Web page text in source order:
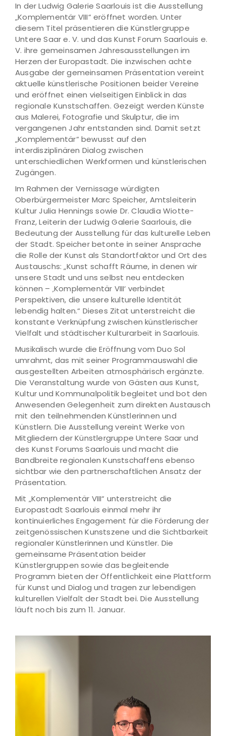
In der Ludwig Galerie Saarlouis ist die Ausstellung
„Komplementär VIII“ eröffnet worden. Unter
diesem Titel präsentieren die Künstlergruppe
Untere Saar e. V. und das Kunst Forum Saarlouis e.
V. ihre gemeinsamen Jahresausstellungen im
Herzen der Europastadt. Die inzwischen achte
Ausgabe der gemeinsamen Präsentation vereint
aktuelle künstlerische Positionen beider Vereine
und eröffnet einen vielseitigen Einblick in das
regionale Kunstschaffen. Gezeigt werden Künste
aus Malerei, Fotografie und Skulptur, die im
vergangenen Jahr entstanden sind. Damit setzt
„Komplementär“ bewusst auf den
interdisziplinären Dialog zwischen
unterschiedlichen Werkformen und künstlerischen
Zugängen.
Im Rahmen der Vernissage würdigten
Oberbürgermeister Marc Speicher, Amtsleiterin
Kultur Julia Hennings sowie Dr. Claudia Wiotte-
Franz, Leiterin der Ludwig Galerie Saarlouis, die
Bedeutung der Ausstellung für das kulturelle Leben
der Stadt. Speicher betonte in seiner Ansprache
die Rolle der Kunst als Standortfaktor und Ort des
Austauschs: „Kunst schafft Räume, in denen wir
unsere Stadt und uns selbst neu entdecken
können – ‚Komplementär VIII‘ verbindet
Perspektiven, die unsere kulturelle Identität
lebendig halten.“ Dieses Zitat unterstreicht die
konstante Verknüpfung zwischen künstlerischer
Vielfalt und städtischer Kulturarbeit in Saarlouis.
Musikalisch wurde die Eröffnung vom Duo Sol
umrahmt, das mit seiner Programmauswahl die
ausgestellten Arbeiten atmosphärisch ergänzte.
Die Veranstaltung wurde von Gästen aus Kunst,
Kultur und Kommunalpolitik begleitet und bot den
Anwesenden Gelegenheit zum direkten Austausch
mit den teilnehmenden Künstlerinnen und
Künstlern. Die Ausstellung vereint Werke von
Mitgliedern der Künstlergruppe Untere Saar und
des Kunst Forums Saarlouis und macht die
Bandbreite regionalen Kunstschaffens ebenso
sichtbar wie den partnerschaftlichen Ansatz der
Präsentation.
Mit „Komplementär VIII“ unterstreicht die
Europastadt Saarlouis einmal mehr ihr
kontinuierliches Engagement für die Förderung der
zeitgenössischen Kunstszene und die Sichtbarkeit
regionaler Künstlerinnen und Künstler. Die
gemeinsame Präsentation beider
Künstlergruppen sowie das begleitende
Programm bieten der Öffentlichkeit eine Plattform
für Kunst und Dialog und tragen zur lebendigen
kulturellen Vielfalt der Stadt bei. Die Ausstellung
läuft noch bis zum 11. Januar.